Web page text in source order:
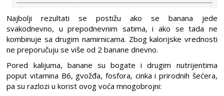
Najbolji rezultati se postižu ako se banana jede
svakodnevno, u prepodnevnim satima, i ako se tada ne
kombinuje sa drugim namirnicama. Zbog kalorijske vrednosti
ne preporučuju se više od 2 banane dnevno.
Pored kalijuma, banane su bogate i drugim nutrijentima
poput vitamina B6, gvožđa, fosfora, cinka i prirodnih šećera,
pa su razlozi u korist ovog voća mnogobrojni: